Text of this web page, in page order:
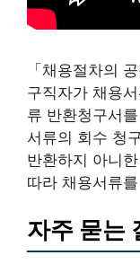
「채용절차의
구직자가 채용
류 반환청구서
서류의 회수 청
반환하지 아니
따라 채용서류
자주 묻는